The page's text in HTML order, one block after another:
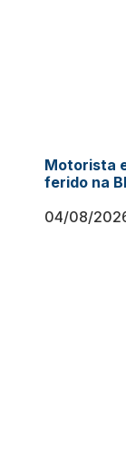
Motorista
ferido na
04/08/